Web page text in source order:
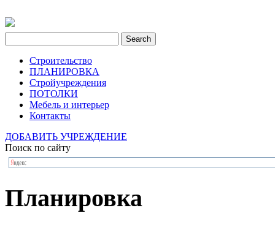
Строительство
ПЛАНИРОВКА
Стройучреждения
ПОТОЛКИ
Мебель и интерьер
Контакты
ДОБАВИТЬ УЧРЕЖДЕНИЕ
Поиск по сайту
Планировка